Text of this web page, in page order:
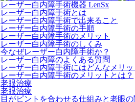
レーザー白内障手術機器 LenSx
レーザー白内障手術とは
レーザー白内障手術で出来ること
レーザー白内障手術の手順
レーザー白内障手術のメリット
レーザー白内障手術のしくみ
今なぜレーザー白内障手術か？
レーザー白内障のよくある質問
レーザー白内障手術にはどんなメリ
レーザー白内障手術のメリットとは？
老眼治療
老眼治療
目がピントを合わせる仕組みと老眼